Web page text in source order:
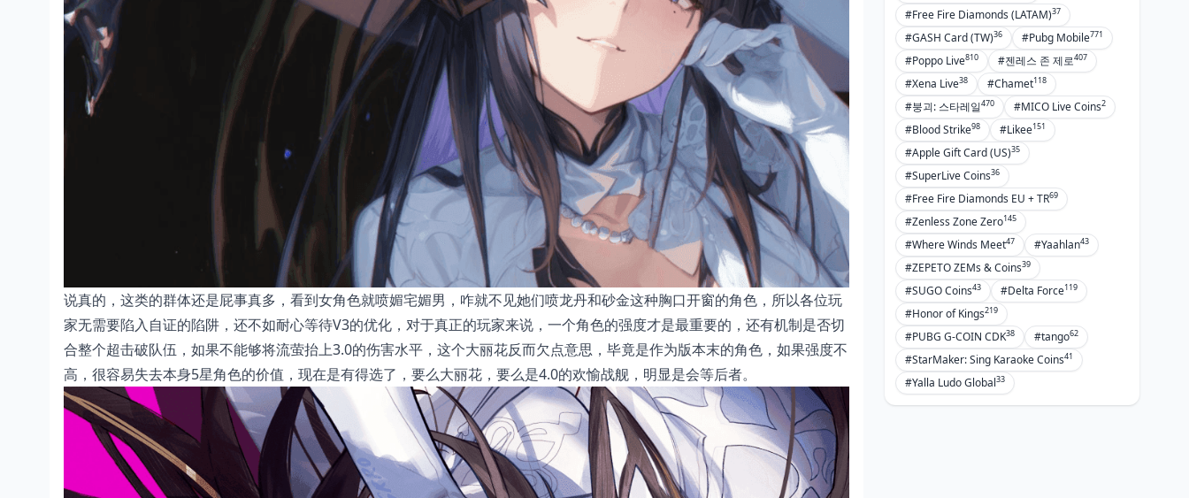
说真的，这类的群体还是屁事真多，看到女角色就喷媚宅媚男，咋就不见她们喷龙丹和砂金这种胸口开窗的角色，所以各位玩
家无需要陷入自证的陷阱，还不如耐心等待V3的优化，对于真正的玩家来说，一个角色的强度才是最重要的，还有机制是否切
合整个超击破队伍，如果不能够将流萤抬上3.0的伤害水平，这个大丽花反而欠点意思，毕竟是作为版本末的角色，如果强度不
高，很容易失去本身5星角色的价值，现在是有得选了，要么大丽花，要么是4.0的欢愉战舰，明显是会等后者。
#Free Fire Diamonds (LATAM)37
#GASH Card (TW)36 #Pubg Mobile771
#Poppo Live810 #젠레스 존 제로407
#Xena Live38 #Chamet118
#붕괴: 스타레일470 #MICO Live Coins2
#Blood Strike98 #Likee151
#Apple Gift Card (US)35
#SuperLive Coins36
#Free Fire Diamonds EU + TR69
#Zenless Zone Zero145
#Where Winds Meet47 #Yaahlan43
#ZEPETO ZEMs & Coins39
#SUGO Coins43 #Delta Force119
#Honor of Kings219
#PUBG G-COIN CDK38 #tango62
#StarMaker: Sing Karaoke Coins41
#Yalla Ludo Global33